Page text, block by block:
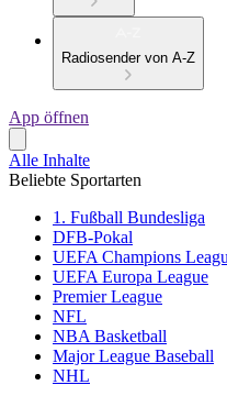
Radiosender von A-Z
App öffnen
Alle Inhalte
Beliebte Sportarten
1. Fußball Bundesliga
DFB-Pokal
UEFA Champions
UEFA Europa League
Premier League
NFL
NBA Basketball
Major League Baseball
NHL